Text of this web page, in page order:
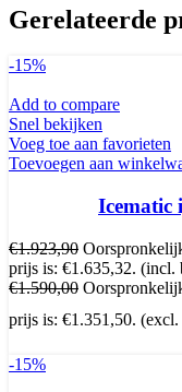
Gerelateerde
-15%
Add to compare
Snel bekijken
Voeg toe aan favorieten
Toevoegen aan
Icematic
€1.923,90
prijs is: €1.635,32. (incl.
€1.590,00
prijs is: €1.351,50.
-15%